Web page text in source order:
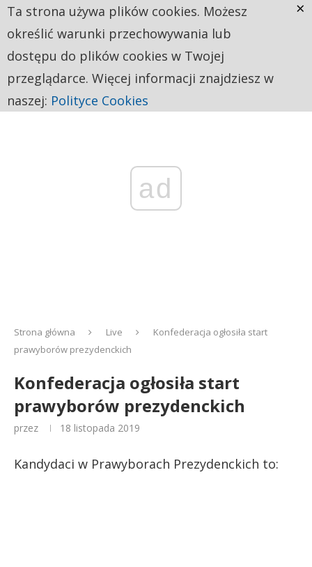
ad
Strona główna Live
Konfederacja ogłosiła start
prawyborów prezydenckich
Konfederacja ogłosiła start
prawyborów prezydenckich
przez 18 listopada 2019
Kandydaci w Prawyborach Prezydenckich to:
Ta strona używa plików cookies. Możesz
określić warunki przechowywania lub
dostępu do plików cookies w Twojej
przeglądarce. Więcej informacji znajdziesz w
naszej: Polityce Cookies
×